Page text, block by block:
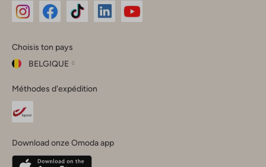
Instagram
Facebook
TikTok
Choisis ton pays
BELGIQUE
ton
pays
Fermer
Belgique(Français)
Méthodes d'expédition
Download onze Omoda app